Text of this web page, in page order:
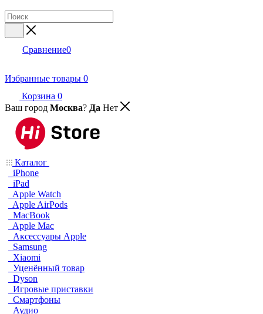
Сравнение0
Избранные товары 0
Корзина 0
Ваш город Москва? Да Нет
Каталог
iPhone
iPad
Apple Watch
Apple AirPods
MacBook
Apple Mac
Аксессуары Apple
Samsung
Xiaomi
Уценённый товар
Dyson
Игровые приставки
Смартфоны
Аудио